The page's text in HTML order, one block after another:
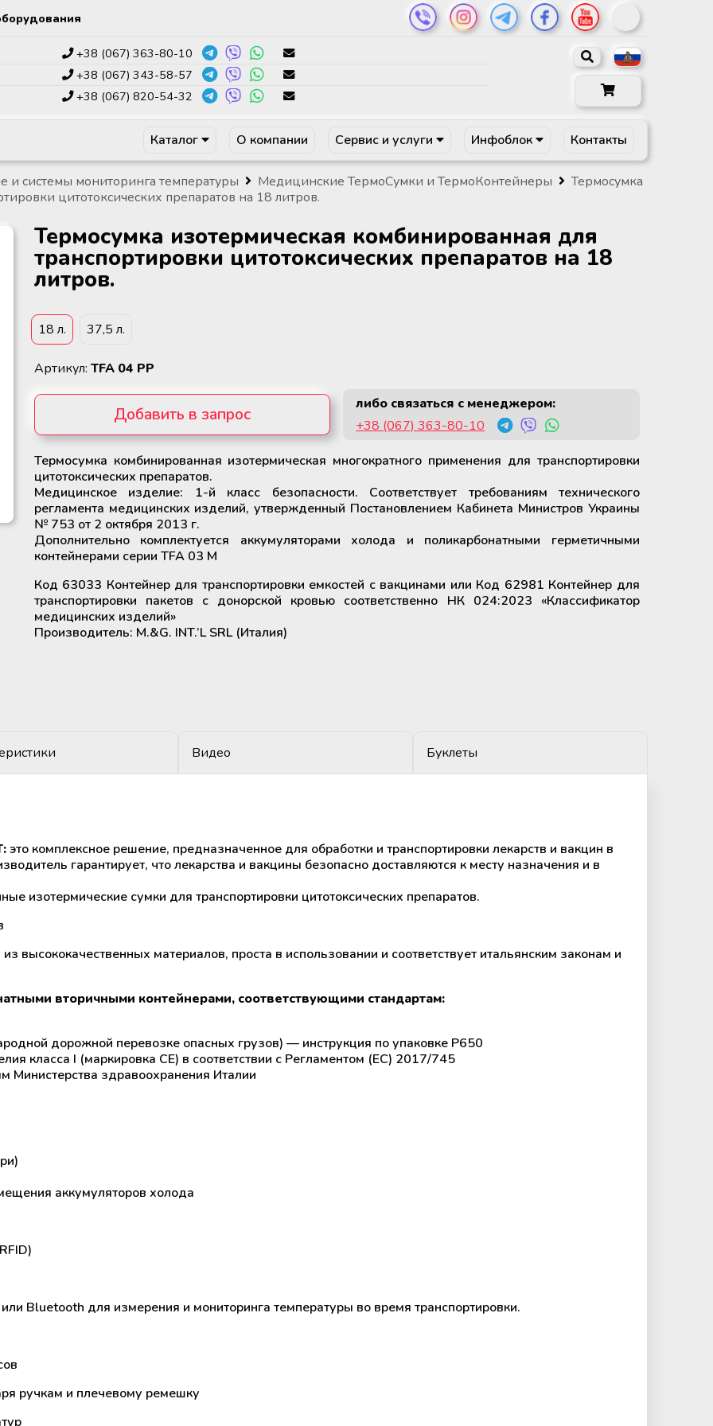
+38 (067) 363-80-10
+38 (067) 343-58-57
+38 (067) 820-54-32
Каталог О компании Сервис и услуги Инфоблок Контакты
системы мониторинга температуры Медицинские ТермоСумки и ТермоКонтейнеры
Термосумка
цитотоксических препаратов на 18 литров.
Термосумка изотермическая комбинированная для
транспортировки цитотоксических препаратов на 18
литров.
18 л. 37,5 л.
Артикул: TFA 04 PP
Добавить в запрос
Убрать из запроса
либо связаться с менеджером:
+38 (067) 363-80-10
Термосумка комбинированная изотермическая многократного применения для транспортировки
цитотоксических препаратов.
Медицинское изделие: 1-й класс безопасности. Соответствует требованиям технического
регламента медицинских изделий, утвержденный Постановлением Кабинета Министров Украины
№ 753 от 2 октября 2013 г.
Дополнительно комплектуется аккумуляторами холода и поликарбонатными герметичными
контейнерами серии TFA 03 M
Код 63033 Контейнер для транспортировки емкостей с вакцинами или Код 62981 Контейнер для
транспортировки пакетов с донорской кровью соответственно НК 024:2023 «Классификатор
медицинских изделий»
Производитель: M.&G. INT.’L SRL (Италия)
Видео Буклеты
это комплексное решение, предназначенное для обработки и транспортировки лекарств и вакцин в
гарантирует, что лекарства и вакцины безопасно доставляются к месту назначения и в
изотермические сумки для транспортировки цитотоксических препаратов.
высококачественных материалов, проста в использовании и соответствует итальянским законам и
вторичными контейнерами, соответствующими стандартам:
дорожной перевозке опасных грузов) — инструкция по упаковке P650
класса I (маркировка CE) в соответствии с Регламентом (ЕС) 2017/745
Министерства здравоохранения Италии
аккумуляторов холода
Bluetooth для измерения и мониторинга температуры во время транспортировки.
ручкам и плечевому ремешку